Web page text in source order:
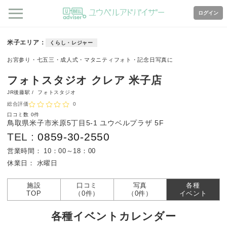
ログイン
米子エリア くらし・レジャー
お宮参り・七五三・成人式・マタニティフォト・記念日写真に
フォトスタジオ クレア 米子店
JR後藤駅 / フォトスタジオ
総合評価
0
口コミ数 0件
鳥取県米子市米原5丁目5-1 ユウベルプラザ 5F
TEL :0859-30-2550
営業時間：
10：00～18：00
休業日：
水曜日
施設
TOP
口コミ
（0件）
写真
（0件）
各種
イベント
各種イベントカレンダー